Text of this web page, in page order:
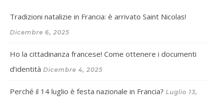
Tradizioni natalizie in Francia: è arrivato Saint Nicolas!
Dicembre 6, 2025
Ho la cittadinanza francese! Come ottenere i documenti
d’identità Dicembre 4, 2025
Perché il 14 luglio è festa nazionale in Francia? Luglio 13,